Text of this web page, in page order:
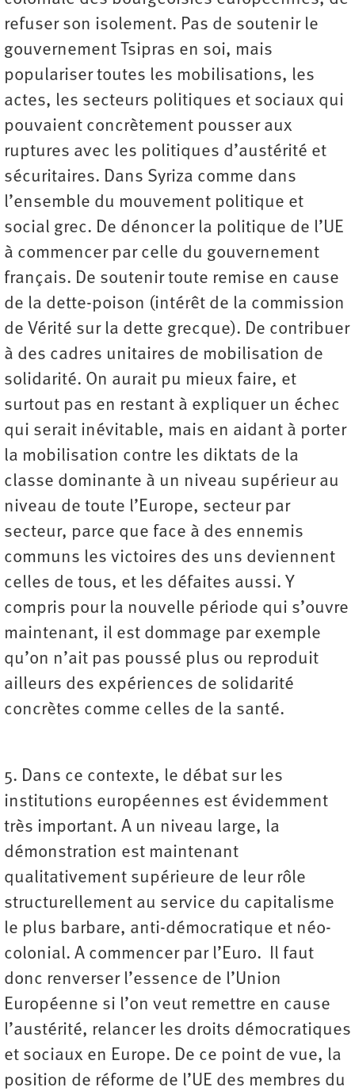
refuser son isolement. Pas de soutenir le
gouvernement Tsipras en soi, mais
populariser toutes les mobilisations, les
actes, les secteurs politiques et sociaux qui
pouvaient concrètement pousser aux
ruptures avec les politiques d’austérité et
sécuritaires. Dans Syriza comme dans
l’ensemble du mouvement politique et
social grec. De dénoncer la politique de l’UE
à commencer par celle du gouvernement
français. De soutenir toute remise en cause
de la dette-poison (intérêt de la commission
de Vérité sur la dette grecque). De contribuer
à des cadres unitaires de mobilisation de
solidarité. On aurait pu mieux faire, et
surtout pas en restant à expliquer un échec
qui serait inévitable, mais en aidant à porter
la mobilisation contre les diktats de la
classe dominante à un niveau supérieur au
niveau de toute l’Europe, secteur par
secteur, parce que face à des ennemis
communs les victoires des uns deviennent
celles de tous, et les défaites aussi. Y
compris pour la nouvelle période qui s’ouvre
maintenant, il est dommage par exemple
qu’on n’ait pas poussé plus ou reproduit
ailleurs des expériences de solidarité
concrètes comme celles de la santé.
5. Dans ce contexte, le débat sur les
institutions européennes est évidemment
très important. A un niveau large, la
démonstration est maintenant
qualitativement supérieure de leur rôle
structurellement au service du capitalisme
le plus barbare, anti-démocratique et néo-
colonial. A commencer par l’Euro. Il faut
donc renverser l’essence de l’Union
Européenne si l’on veut remettre en cause
l’austérité, relancer les droits démocratiques
et sociaux en Europe. De ce point de vue, la
position de réforme de l’UE des membres du